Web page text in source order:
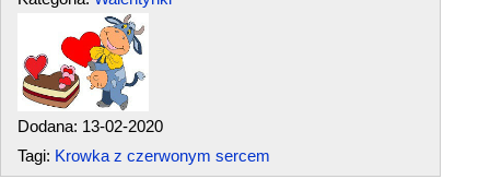
Dodana: 13-02-2020
Tagi: Krowka z czerwonym sercem